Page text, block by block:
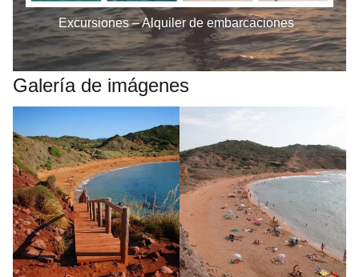
Excursiones – Alquiler de embarcaciones
Galería de imágenes